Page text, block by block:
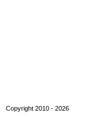
Copyright 2010 - 2026